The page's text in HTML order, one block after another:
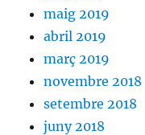
maig 2019
abril 2019
març 2019
novembre 2018
setembre 2018
juny 2018